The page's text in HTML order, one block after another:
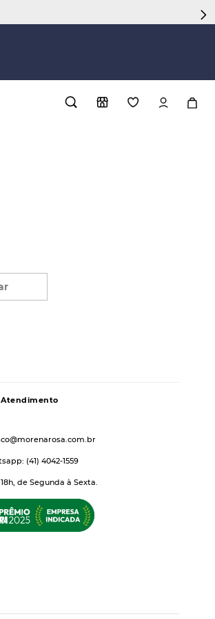
Atendimento
(41) 4042-1559
de Segunda à Sexta.